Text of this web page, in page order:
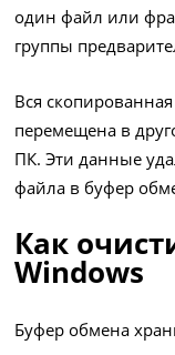
один файл или
группы
Вся
перемещена в
ПК. Эти данные
файла в буфер
Как
Windows
Буфер обмена